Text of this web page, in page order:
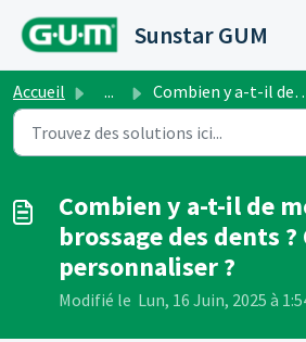
Sunstar GUM
Accueil ... Combien y a-t-il de modes de brossage des dents ? Où puis...
Combien y a-t-il de
brossage des dents
personnaliser ?
Modifié le Lun, 16 Juin, 2025 à